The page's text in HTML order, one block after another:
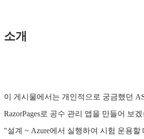
소개
이 게시물에서는 개인적으로 궁금했던
RazorPages로 공수 관리 앱을 만들어 보
"설계 ~ Azure에서 실행하여 시험 운용할